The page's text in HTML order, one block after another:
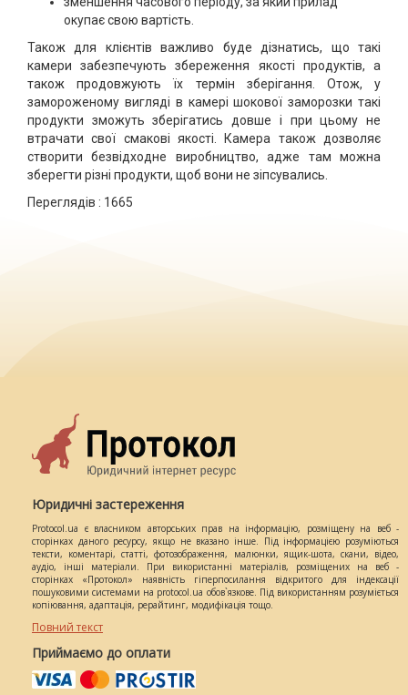
окупає свою вартість.
Також для клієнтів важливо буде дізнатись, що такі
камери забезпечують збереження якості продуктів, а
також продовжують їх термін зберігання. Отож, у
замороженому вигляді в камері шокової заморозки такі
продукти зможуть зберігатись довше і при цьому не
втрачати свої смакові якості. Камера також дозволяє
створити безвідходне виробництво, адже там можна
зберегти різні продукти, щоб вони не зіпсувались.
Переглядів : 1665
Юридичні застереження
Protocol.ua є власником авторських прав на інформацію, розміщену на веб -
сторінках даного ресурсу, якщо не вказано інше. Під інформацією розуміються
тексти, коментарі, статті, фотозображення, малюнки, ящик-шота, скани, відео,
аудіо, інші матеріали. При використанні матеріалів, розміщених на веб -
сторінках «Протокол» наявність гіперпосилання відкритого для індексації
пошуковими системами на protocol.ua обов`язкове. Під використанням розуміється
копіювання, адаптація, рерайтинг, модифікація тощо.
Повний текст
Приймаємо до оплати